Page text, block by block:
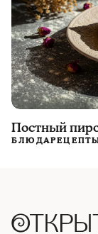
Постный
БЛЮДА